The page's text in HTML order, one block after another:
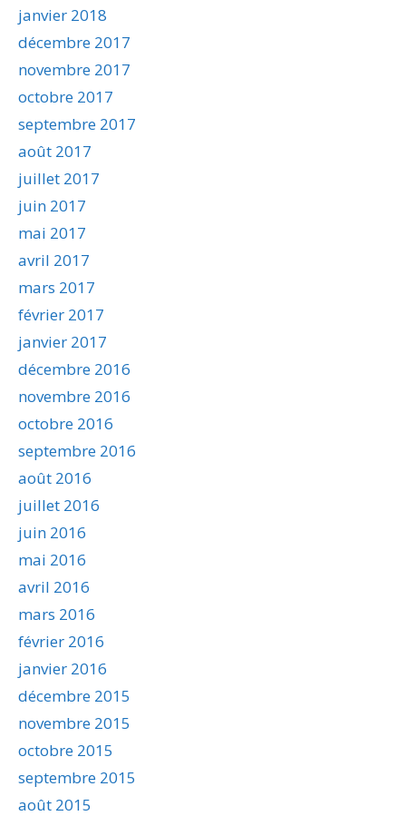
janvier 2018
décembre 2017
novembre 2017
octobre 2017
septembre 2017
août 2017
juillet 2017
juin 2017
mai 2017
avril 2017
mars 2017
février 2017
janvier 2017
décembre 2016
novembre 2016
octobre 2016
septembre 2016
août 2016
juillet 2016
juin 2016
mai 2016
avril 2016
mars 2016
février 2016
janvier 2016
décembre 2015
novembre 2015
octobre 2015
septembre 2015
août 2015